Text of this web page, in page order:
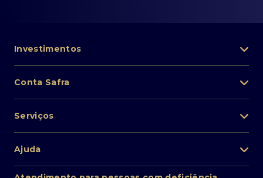
Investimentos
Lista de fundos de investimento
Private Banking
Renda fixa
Conta Safra
Pessoa Física
Cartões
Empréstimos e financiamentos
Serviços
Perda/roubo de celular
Ajuda
Atendimento ao cliente